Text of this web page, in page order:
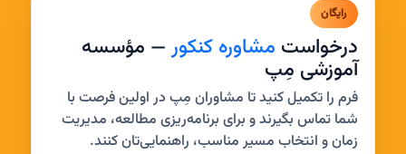
رایگان
درخواست مشاوره کنکور— مؤسسه
آموزشی مِپ
فرم را تکمیل کنید تا مشاوران مِپ در اولین فرصت با
شما تماس بگیرند و برای برنامه‌ریزی مطالعه، مدیریت
زمان و انتخاب مسیر مناسب، راهنمایی‌تان کنند.